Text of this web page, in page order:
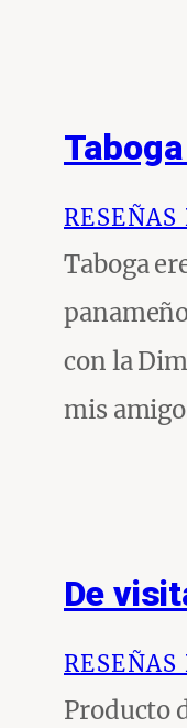
Taboga
con la
mis
De
Producto